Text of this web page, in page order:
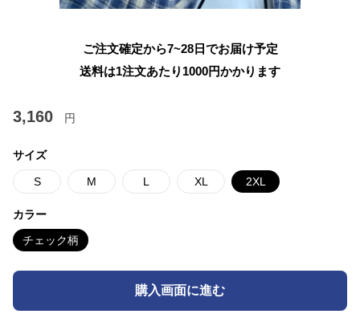
ご注文確定から7~28日でお届け予定
送料は1注文あたり 1000円かかります
3,160 円
サイズ
S M L XL 2XL
カラー
チェック柄
購入画面に進む